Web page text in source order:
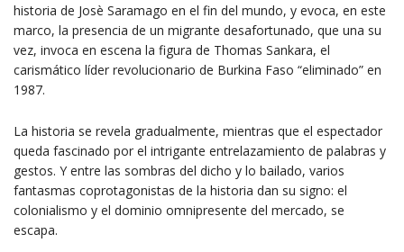
historia de Josè Saramago en el fin del mundo, y evoca, en este
marco, la presencia de un migrante desafortunado, que una su
vez, invoca en escena la figura de Thomas Sankara, el
carismático líder revolucionario de Burkina Faso “eliminado” en
1987.
La historia se revela gradualmente, mientras que el espectador
queda fascinado por el intrigante entrelazamiento de palabras y
gestos. Y entre las sombras del dicho y lo bailado, varios
fantasmas coprotagonistas de la historia dan su signo: el
colonialismo y el dominio omnipresente del mercado, se
escapa.